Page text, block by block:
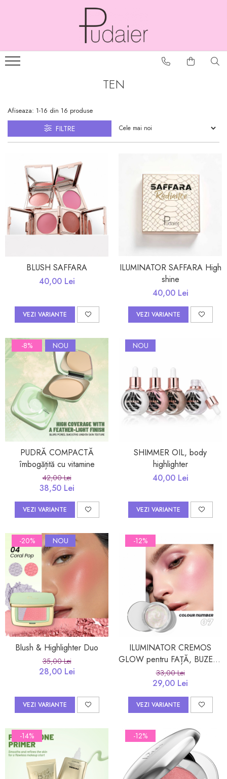
TEN
Afiseaza: 1-16 din 16 produse
FILTRE
BLUSH SAFFARA
40,00 Lei
VEZI VARIANTE
ILUMINATOR SAFFARA High
shine
40,00 Lei
VEZI VARIANTE
-8% NOU
PUDRĂ COMPACTĂ
îmbogățită cu vitamine
42,00 Lei
38,50 Lei
VEZI VARIANTE
NOU
SHIMMER OIL, body
highlighter
40,00 Lei
VEZI VARIANTE
-20% NOU
Blush & Highlighter Duo
35,00 Lei
28,00 Lei
VEZI VARIANTE
-12%
ILUMINATOR CREMOS
GLOW pentru FAȚĂ, BUZE ȘI
OCHI
33,00 Lei
29,00 Lei
VEZI VARIANTE
-14% -12%